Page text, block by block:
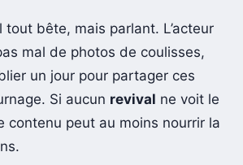
tout bête, mais parlant. L’acteur
mal de photos de coulisses,
un jour pour partager ces
Si aucun revival ne voit le
contenu peut au moins nourrir la